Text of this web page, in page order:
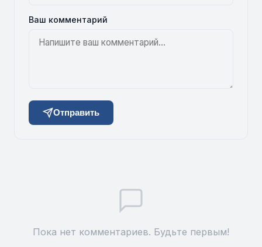
Ваш комментарий
Отправить
Пока нет комментариев. Будьте первым!